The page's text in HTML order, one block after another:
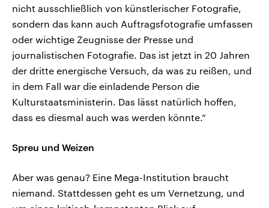
nicht ausschließlich von künstlerischer Fotografie,
sondern das kann auch Auftragsfotografie umfassen
oder wichtige Zeugnisse der Presse und
journalistischen Fotografie. Das ist jetzt in 20 Jahren
der dritte energische Versuch, da was zu reißen, und
in dem Fall war die einladende Person die
Kulturstaatsministerin. Das lässt natürlich hoffen,
dass es diesmal auch was werden könnte.“
Spreu und Weizen
Aber was genau? Eine Mega-Institution braucht
niemand. Stattdessen geht es um Vernetzung, und